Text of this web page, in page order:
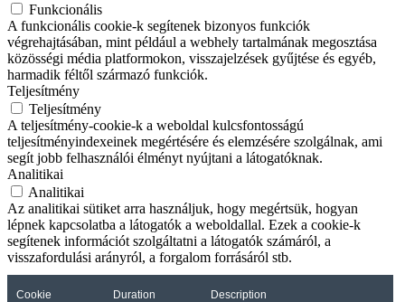
Funkcionális
A funkcionális cookie-k segítenek bizonyos funkciók
végrehajtásában, mint például a webhely tartalmának megosztása
közösségi média platformokon, visszajelzések gyűjtése és egyéb,
harmadik féltől származó funkciók.
Teljesítmény
Teljesítmény
A teljesítmény-cookie-k a weboldal kulcsfontosságú
teljesítményindexeinek megértésére és elemzésére szolgálnak, ami
segít jobb felhasználói élményt nyújtani a látogatóknak.
Analitikai
Analitikai
Az analitikai sütiket arra használjuk, hogy megértsük, hogyan
lépnek kapcsolatba a látogatók a weboldallal. Ezek a cookie-k
segítenek információt szolgáltatni a látogatók számáról, a
visszafordulási arányról, a forgalom forrásáról stb.
Cookie Duration Description